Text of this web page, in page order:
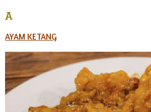
A
AYAM KETANG